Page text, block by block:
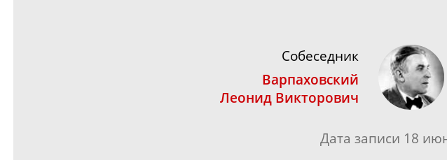
Собеседник
Варпаховский
Леонид Викторович
Дата записи 18